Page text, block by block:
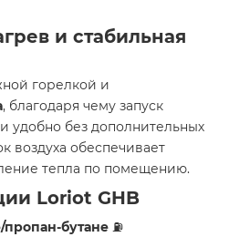
и стабильная
горелкой и
, благодаря чему запуск
удобно без дополнительных
воздуха обеспечивает
тепла по помещению.
Loriot GHB
пропан-бутане ⛽